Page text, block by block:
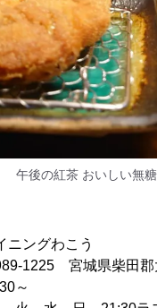
午後の紅茶 おいしい無糖
ングわこう
1225 宮城県柴田郡
～